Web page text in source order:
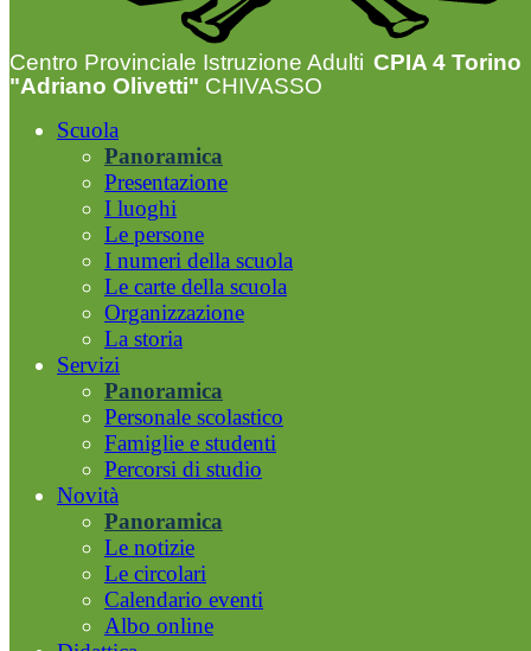
Centro Provinciale Istruzione Adulti CPIA 4 Torino
"Adriano Olivetti" CHIVASSO
Scuola
Panoramica
Presentazione
I luoghi
Le persone
I numeri della scuola
Le carte della scuola
Organizzazione
La storia
Servizi
Panoramica
Personale scolastico
Famiglie e studenti
Percorsi di studio
Novità
Panoramica
Le notizie
Le circolari
Calendario eventi
Albo online